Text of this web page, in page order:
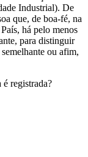
Industrial). De
que, de boa-fé, na
há pelo menos
para distinguir
ou afim,
registrada?